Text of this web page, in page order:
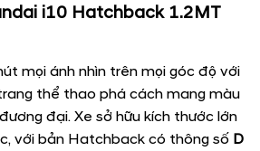
i10 Hatchback 1.2MT
mọi ánh nhìn trên mọi góc độ với
thể thao phá cách mang màu
đại. Xe sở hữu kích thước lớn
với bản Hatchback có thông số D